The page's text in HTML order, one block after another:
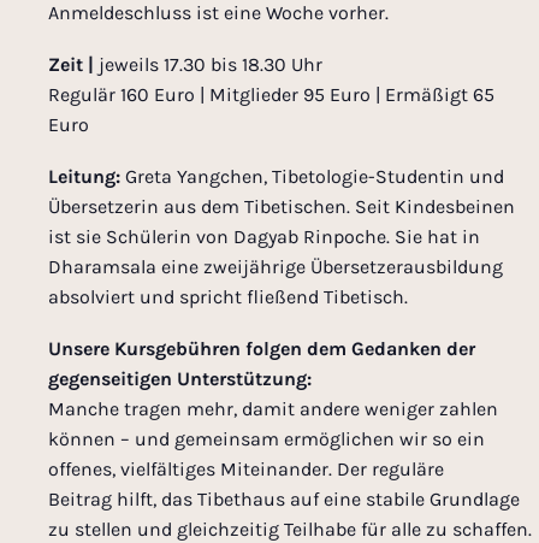
Anmeldeschluss ist eine Woche vorher.
Zeit | jeweils 17.30 bis 18.30 Uhr
Regulär 160 Euro | Mitglieder 95 Euro | Ermäßigt 65
Euro
Leitung: Greta Yangchen, Tibetologie-Studentin und
Übersetzerin aus dem Tibetischen. Seit Kindesbeinen
ist sie Schülerin von Dagyab Rinpoche. Sie hat in
Dharamsala eine zweijährige Übersetzerausbildung
absolviert und spricht fließend Tibetisch.
Unsere Kursgebühren folgen dem Gedanken der
gegenseitigen Unterstützung:
Manche tragen mehr, damit andere weniger zahlen
können – und gemeinsam ermöglichen wir so ein
offenes, vielfältiges Miteinander. Der reguläre
Beitrag hilft, das Tibethaus auf eine stabile Grundlage
zu stellen und gleichzeitig Teilhabe für alle zu schaffen.